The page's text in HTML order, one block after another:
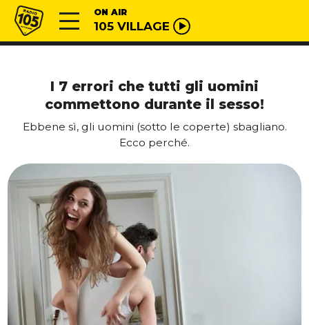
Vai al contenuto
Radio 105 ON AIR
105 VILLAGE
I 7 errori che tutti gli uomini
commettono durante il sesso!
Ebbene sì, gli uomini (sotto le coperte) sbagliano.
Ecco perché.